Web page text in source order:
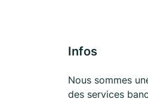
Infos
Nous sommes
des services